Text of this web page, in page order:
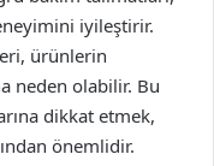
iyileştirir.
ürünlerin
neden olabilir. Bu
dikkat etmek,
önemlidir.